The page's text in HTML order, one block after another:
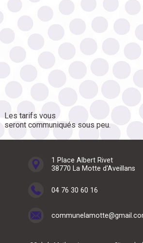
Les tarifs vous
seront communiqués sous peu.
1 Place Albert Rivet
38770 La Motte d'Aveillans
04 76 30 60 16